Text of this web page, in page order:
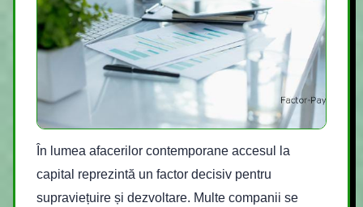
În lumea afacerilor contemporane accesul la
capital reprezintă un factor decisiv pentru
supraviețuire și dezvoltare. Multe companii se